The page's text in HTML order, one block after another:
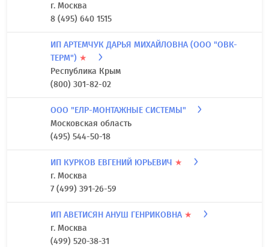
г. Москва
8 (495) 640 1515
ИП АРТЕМЧУК ДАРЬЯ МИХАЙЛОВНА (ООО "ОВК-
ТЕРМ") ★
Республика Крым
(800) 301-82-02
ООО "ЕЛР-МОНТАЖНЫЕ СИСТЕМЫ"
Московская область
(495) 544-50-18
ИП КУРКОВ ЕВГЕНИЙ ЮРЬЕВИЧ ★
г. Москва
7 (499) 391-26-59
ИП АВЕТИСЯН АНУШ ГЕНРИКОВНА ★
г. Москва
(499) 520-38-31